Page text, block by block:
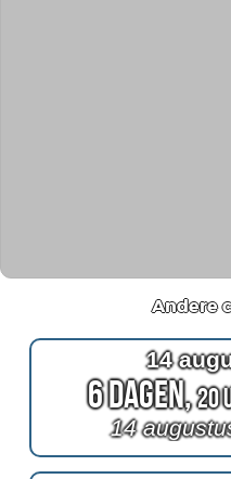
Andere
14
6 Dagen,20
14